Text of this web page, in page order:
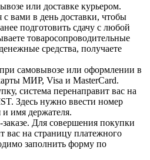
или доставке курьером.
с вами в день доставки, чтобы
подготовить сдачу с любой
товаросопроводительные
средства, получаете
самовывозе или оформлении в
МИР, Visa и MasterCard.
система перенаправит вас на
Здесь нужно ввести номер
и имя держателя.
Для совершения покупки
вас на страницу платежного
заполнить форму по